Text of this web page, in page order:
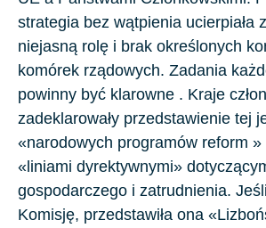
strategia bez wątpienia ucierpiała
niejasną rolę i brak określonych
komórek rządowych. Zadania
powinny być klarowne . Kraje
zadeklarowały przedstawienie tej
«narodowych programów reform »
«liniami dyrektywnymi»
gospodarczego i zatrudnienia.
Komisję, przedstawiła ona